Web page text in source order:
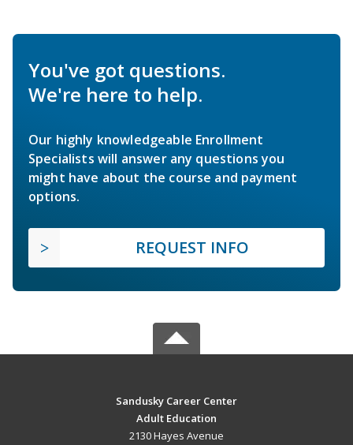
You've got questions.
We're here to help.
Our highly knowledgeable Enrollment
Specialists will answer any questions you
might have about the course and payment
options.
REQUEST INFO
Sandusky Career Center
Adult Education
2130 Hayes Avenue